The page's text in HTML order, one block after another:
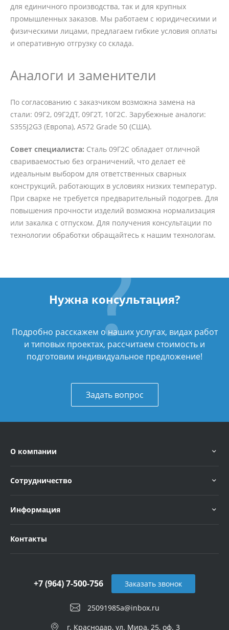
для единичного производства, так и для крупных
промышленных заказов. Мы работаем с юридическими и
физическими лицами, предлагаем гибкие условия оплаты
и оперативную отгрузку со склада.
Аналоги и заменители
По согласованию с заказчиком возможна замена на
стали: 09Г2, 09Г2ДТ, 09Г2Т, 10Г2С. Зарубежные аналоги:
S355J2G3 (Европа), A572 Grade 50 (США).
Совет специалиста: Сталь 09Г2С обладает отличной
свариваемостью без ограничений, что делает её
идеальным выбором для ответственных сварных
конструкций, работающих в условиях низких температур.
При сварке не требуется предварительный подогрев. Для
повышения прочности изделий возможна нормализация
или закалка с отпуском. Для получения консультации по
технологии обработки обращайтесь к нашим технологам.
Нужна консультация?
Подробно расскажем о наших услугах, видах работ
и типовых проектах, рассчитаем стоимость и
подготовим индивидуальное предложение!
Задать вопрос
О компании
Сотрудничество
Информация
Контакты
25091985a@inbox.ru
+7 (964) 7-500-756
г. Краснодар, ул. Мира, 25, оф. 3
Заказать звонок